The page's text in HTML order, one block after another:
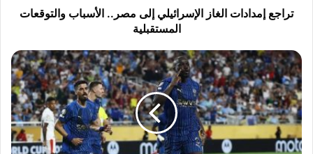
ا
ل
غ
ا
ز
ا
ل
تراجع إمدادات الغاز الإسرائيلي إلى مصر.. الأسباب والتوقعات
المستقبلية
ب
ع
د
ت
أ
ه
ل